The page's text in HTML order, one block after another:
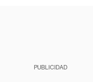
PUBLICIDAD